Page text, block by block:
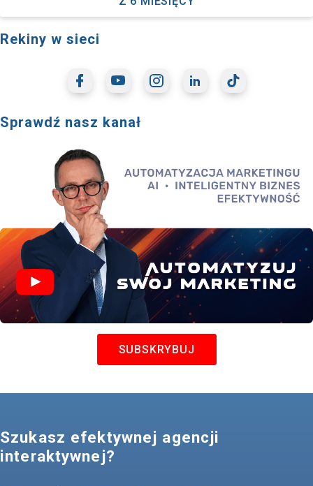
Rekiny w sieci
Sprawdź nasz kanał
SUBSKRYBUJ
Szukasz efektywnej agencji
interaktywnej?